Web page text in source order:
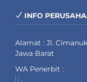
INFO
Alamat : Jl.
Jawa Barat
WA Penerbit :